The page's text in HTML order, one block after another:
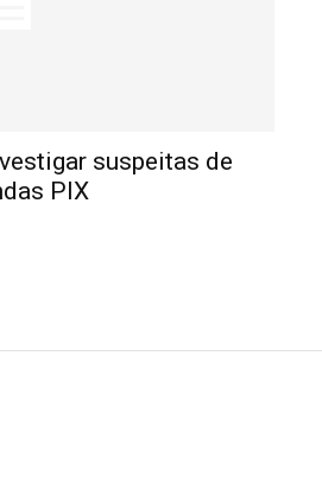
suspeitas de
PIX